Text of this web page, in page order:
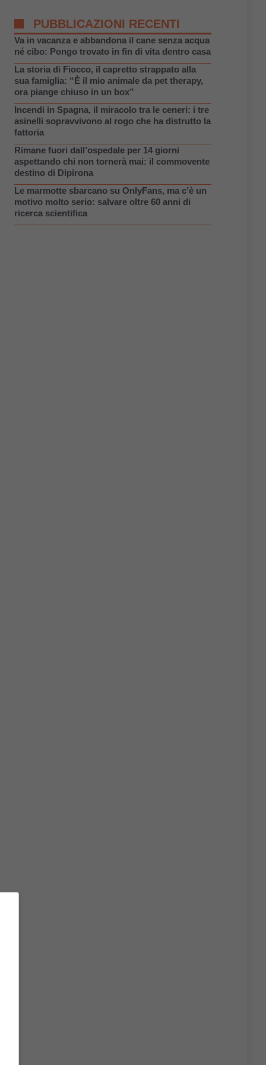
PUBBLICAZIONI RECENTI
Va in vacanza e abbandona il cane senza acqua
né cibo: Pongo trovato in fin di vita dentro casa
La storia di Fiocco, il capretto strappato alla
sua famiglia: “È il mio animale da pet therapy,
ora piange chiuso in un box”
Incendi in Spagna, il miracolo tra le ceneri: i tre
asinelli sopravvivono al rogo che ha distrutto la
fattoria
Rimane fuori dall’ospedale per 14 giorni
aspettando chi non tornerà mai: il commovente
destino di Dipirona
Le marmotte sbarcano su OnlyFans, ma c’è un
motivo molto serio: salvare oltre 60 anni di
ricerca scientifica